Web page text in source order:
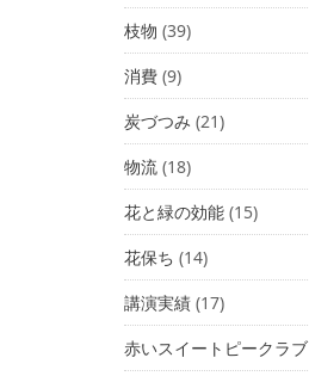
枝物 (39)
消費 (9)
炭づつみ (21)
物流 (18)
花と緑の効能 (15)
花保ち (14)
講演実績 (17)
赤いスイートピークラブ